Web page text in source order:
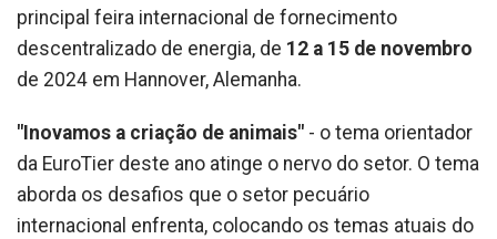
principal feira internacional de fornecimento
descentralizado de energia, de 12 a 15 de novembro
de 2024 em Hannover, Alemanha.
"Inovamos a criação de animais" - o tema orientador
da EuroTier deste ano atinge o nervo do setor. O tema
aborda os desafios que o setor pecuário
internacional enfrenta, colocando os temas atuais do